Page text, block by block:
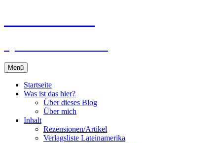
Menü
Startseite
Was ist das hier?
Über dieses Blog
Über mich
Inhalt
Rezensionen/Artikel
Verlagsliste Lateinamerika